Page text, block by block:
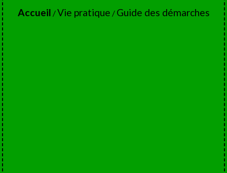
Accueil /Vie pratique / Guide des démarches